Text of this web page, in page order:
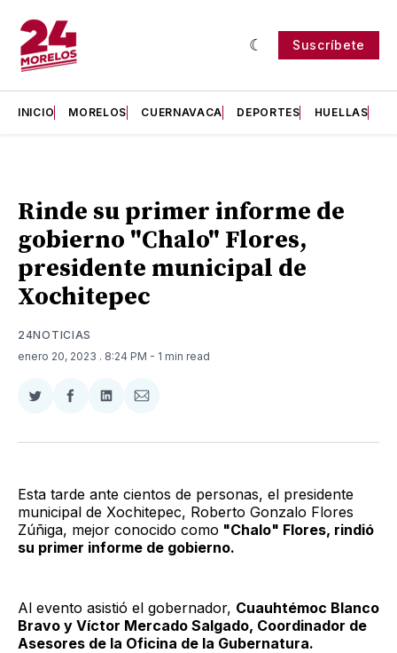
Suscríbete
INICIO MORELOS CUERNAVACA DEPORTES HUELLAS
Rinde su primer informe de
gobierno "Chalo" Flores,
presidente municipal de
Xochitepec
24NOTICIAS
enero 20, 2023 . 8:24 PM - 1 min read
Compartir
Twitter
Compartir
Facebook
Compartir
LinkedIn
Compartir
Email
Esta tarde ante cientos de personas, el presidente
municipal de Xochitepec, Roberto Gonzalo Flores
Zúñiga, mejor conocido como "Chalo" Flores, rindió
su primer informe de gobierno.
Al evento asistió el gobernador, Cuauhtémoc Blanco
Bravo y Víctor Mercado Salgado, Coordinador de
Asesores de la Oficina de la Gubernatura.